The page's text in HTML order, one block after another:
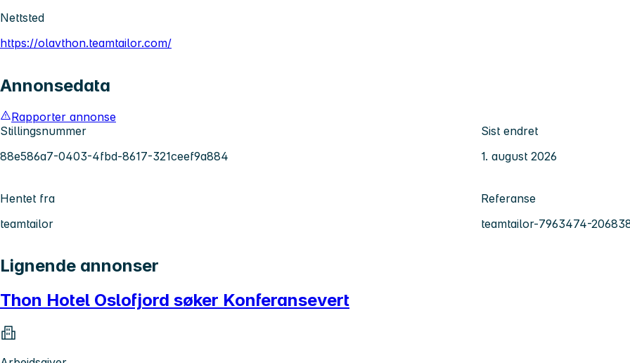
Nettsted
https://olavthon.teamtailor.com/
Annonsedata
Rapporter annonse
Stillingsnummer
88e586a7-0403-4fbd-8617-321ceef9a884
Sist endret
1. august 2026
Hentet fra
teamtailor
Referanse
teamtailor-7963474-
Lignende annonser
Thon Hotel Oslofjord søker Konferansevert